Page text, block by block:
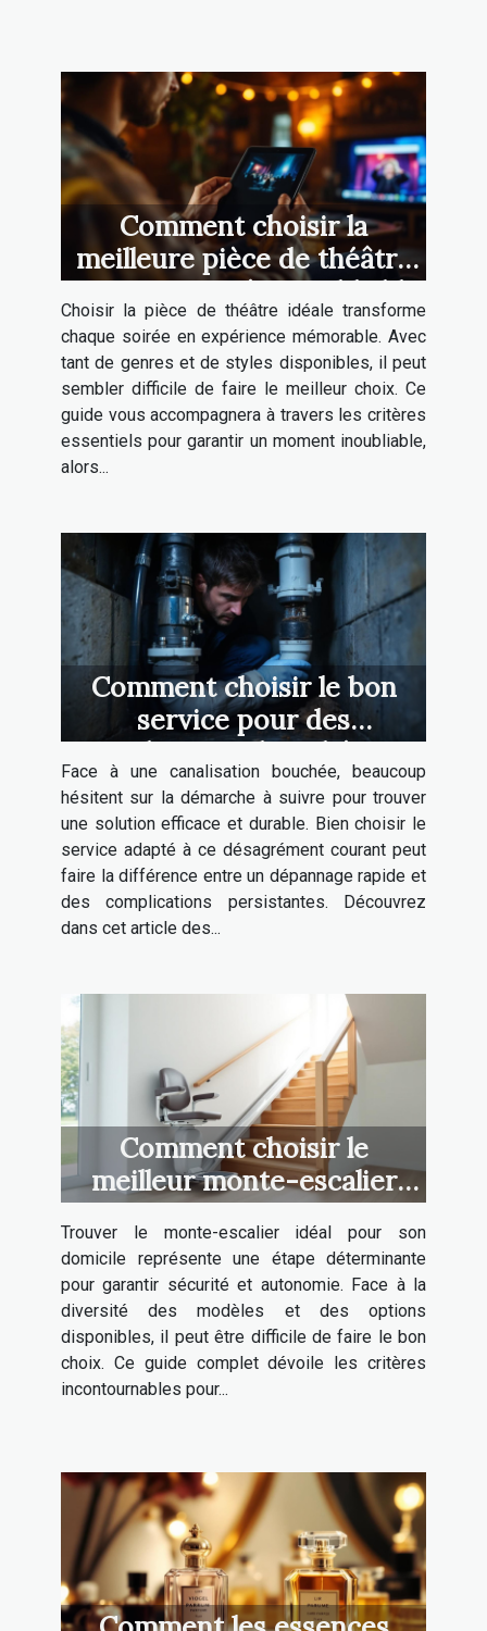
Comment choisir la
meilleure pièce de théâtre
pour une soirée inoubliable
?
Choisir la pièce de théâtre idéale transforme
chaque soirée en expérience mémorable. Avec
tant de genres et de styles disponibles, il peut
sembler difficile de faire le meilleur choix. Ce
guide vous accompagnera à travers les critères
essentiels pour garantir un moment inoubliable,
alors...
Comment choisir le bon
service pour des
canalisations bouchées ?
Face à une canalisation bouchée, beaucoup
hésitent sur la démarche à suivre pour trouver
une solution efficace et durable. Bien choisir le
service adapté à ce désagrément courant peut
faire la différence entre un dépannage rapide et
des complications persistantes. Découvrez
dans cet article des...
Comment choisir le
meilleur monte-escalier
pour votre maison ?
Trouver le monte-escalier idéal pour son
domicile représente une étape déterminante
pour garantir sécurité et autonomie. Face à la
diversité des modèles et des options
disponibles, il peut être difficile de faire le bon
choix. Ce guide complet dévoile les critères
incontournables pour...